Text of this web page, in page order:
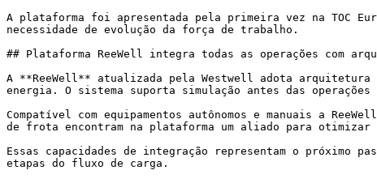
A plataforma foi apresentada pela primeira vez na TOC
necessidade de evolução da força de trabalho.
## Plataforma ReeWell integra todas as operações com
A **ReeWell** atualizada pela Westwell adota arquitetura
energia. O sistema suporta simulação antes das
Compatível com equipamentos autônomos e manuais a
de frota encontram na plataforma um aliado para
Essas capacidades de integração representam o
etapas do fluxo de carga.